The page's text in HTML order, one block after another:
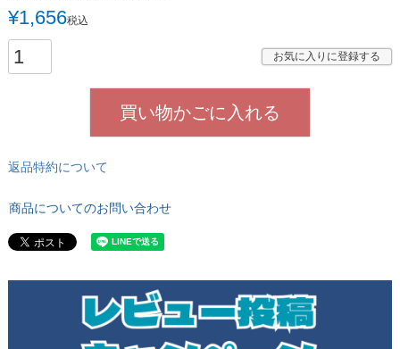
¥1,656税込
お気に入りに登録する
買い物かごに入れる
返品特約について
商品についてのお問い合わせ